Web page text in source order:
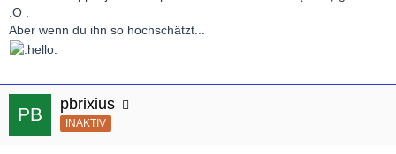
:O .
Aber wenn du ihn so hochschätzt...
pbrixius
INAKTIV